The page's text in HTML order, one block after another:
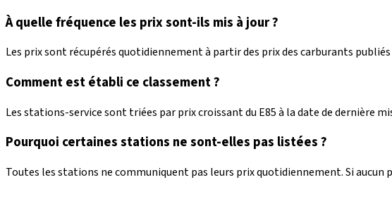
À quelle fréquence les prix sont-ils mis à jour ?
Les prix sont récupérés quotidiennement à partir des prix des carburants
Comment est établi ce classement ?
Les stations-service sont triées par prix croissant du E85 à la date de dernière
Pourquoi certaines stations ne sont-elles pas listées ?
Toutes les stations ne communiquent pas leurs prix quotidiennement. Si